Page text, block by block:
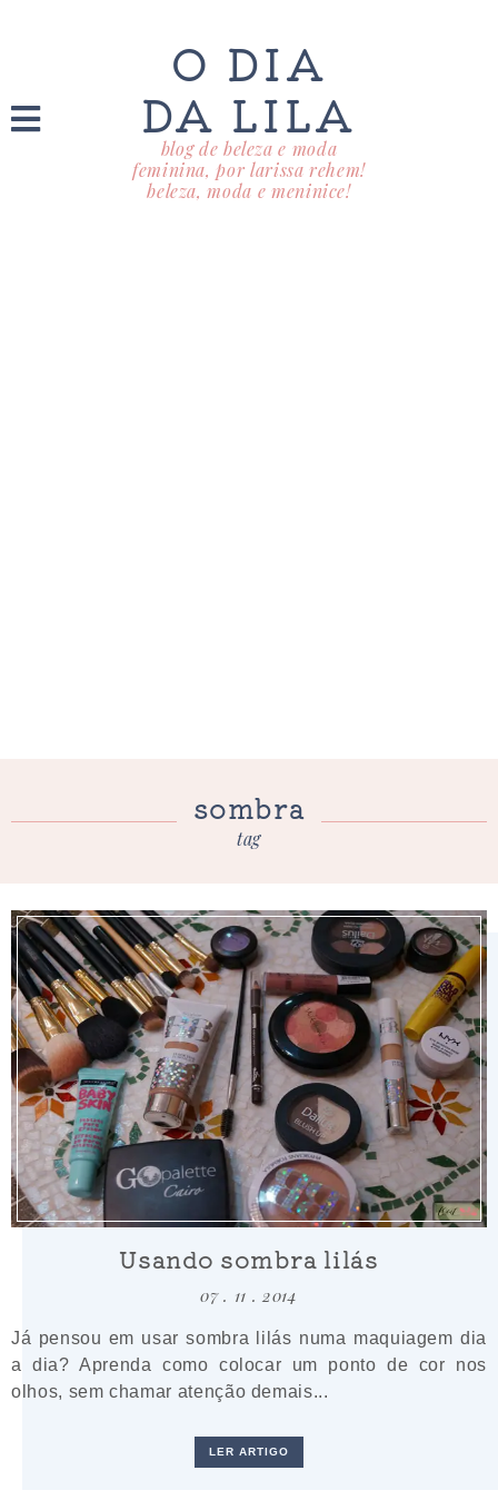
O DIA
DA LILA
blog de beleza e moda
feminina, por larissa rehem!
beleza, moda e meninice!
sombra
tag
Usando sombra lilás
07 . 11 . 2014
Já pensou em usar sombra lilás numa maquiagem dia
a dia? Aprenda como colocar um ponto de cor nos
olhos, sem chamar atenção demais...
LER ARTIGO